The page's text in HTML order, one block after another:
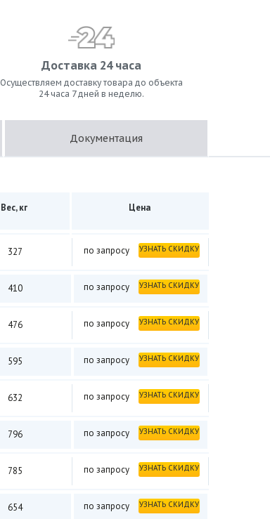
Доставка 24 часа
Осуществляем доставку товара до объекта
24 часа 7 дней в неделю.
Документация
Вес, кг Цена
327 по запросу УЗНАТЬ СКИДКУ
410 по запросу УЗНАТЬ СКИДКУ
476 по запросу УЗНАТЬ СКИДКУ
595 по запросу УЗНАТЬ СКИДКУ
632 по запросу УЗНАТЬ СКИДКУ
796 по запросу УЗНАТЬ СКИДКУ
785 по запросу УЗНАТЬ СКИДКУ
654 по запросу УЗНАТЬ СКИДКУ